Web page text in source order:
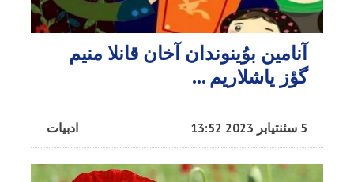
آنامین بوُینوندان آخان قانلا منیم
گؤز یاشلاریم ...
ادبیات 5 سئنتیابر 2023 13:52